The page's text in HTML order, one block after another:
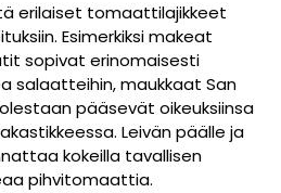
erilaiset tomaattilajikkeet
Esimerkiksi makeat
sopivat erinomaisesti
salaatteihin, maukkaat San
pääsevät oikeuksiinsa
Leivän päälle ja
kokeilla tavallisen
pihvitomaattia.